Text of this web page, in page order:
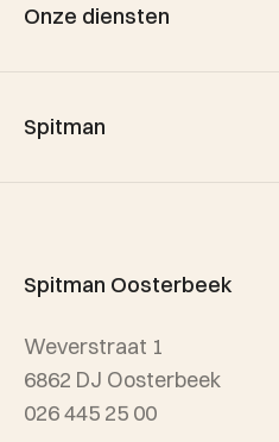
Onze diensten
Aankoop
Spitman
Referenties
Wijken
Spitman Oosterbeek
Weverstraat 1
6862 DJ Oosterbeek
026 445 25 00